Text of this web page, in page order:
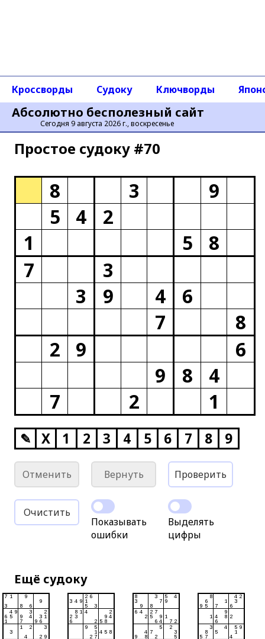
Абсолютно бесполезный сайт
Сегодня 9 августа 2026 г., воскресенье
Кроссворды Судоку Ключворды
Простое cудоку #70
8 3
9
5
4
2
1
5
8
7
3
3
9 4
6
7
8
2
9
6
9
8
4
7
2 1
✎ X 1 2 3 4 5 6 7 8 9
Отменить Вернуть Проверить
Очистить
Показывать
ошибки
Выделять
цифры
Ещё судоку